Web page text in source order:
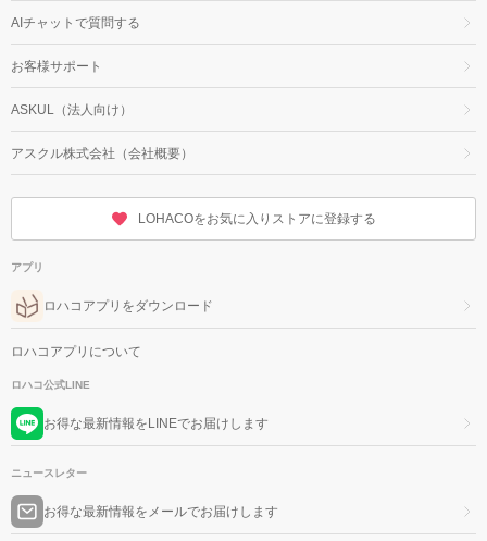
AIチャットで質問する
お客様サポート
ASKUL（法人向け）
アスクル株式会社（会社概要）
LOHACOをお気に入りストアに登録する
アプリ
ロハコアプリをダウンロード
ロハコアプリについて
ロハコ公式LINE
お得な最新情報をLINEでお届けします
ニュースレター
お得な最新情報をメールでお届けします